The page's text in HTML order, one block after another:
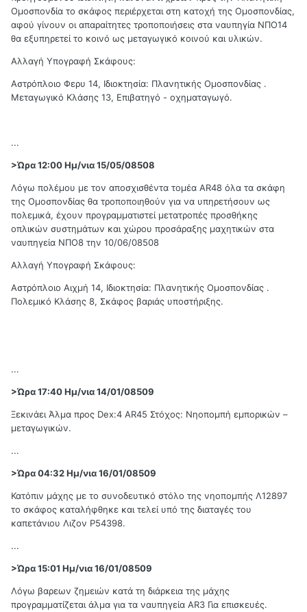
Ομοσπονδία το σκάφος περιέρχεται στη κατοχή της Ομοσπονδίας,
αφού γίνουν οι απαραίτητες τροποποιήσεις στα ναυπηγία ΝΠΟ14
θα εξυπηρετεί το κοινό ως μεταγωγικό κοινού και υλικών.
Αλλαγή Υπογραφή Σκάφους:
Αστρόπλοιο Φερυ 14, Ιδιοκτησία: Πλανητικής Ομοσπονδίας .
Μεταγωγικό Κλάσης 13, Επιβατηγό - οχηματαγωγό.
...
>Ώρα 12:00 Ημ/νια 15/05/08508
Λόγω πολέμου με τον αποσχισθέντα τομέα AR48 όλα τα σκάφη
της Ομοσπονδίας θα τροποποιηθούν για να υπηρετήσουν ως
πολεμικά, έχουν προγραμματιστεί μετατροπές προσθήκης
οπλικών συστημάτων και χώρου προσάραξης μαχητικών στα
ναυπηγεία ΝΠΟ8 την 10/06/08508
Αλλαγή Υπογραφή Σκάφους:
Αστρόπλοιο Αιχμή 14, Ιδιοκτησία: Πλανητικής Ομοσπονδίας .
Πολεμικό Κλάσης 8, Σκάφος βαριάς υποστήριξης.
...
>Ώρα 17:40 Ημ/νια 14/01/08509
Ξεκινάει Άλμα προς Dex:4 AR45 Στόχος: Νηοπομπή εμπορικών –
μεταγωγικών.
...
>Ώρα 04:32 Ημ/νια 16/01/08509
Κατόπιν μάχης με το συνοδευτικό στόλο της νηοπομπής Λ12897
το σκάφος καταλήφθηκε και τελεί υπό της διαταγές του
καπετάνιου Λιζον P54398.
...
>Ώρα 15:01 Ημ/νια 16/01/08509
Λόγω βαρεων ζημειών κατά τη διάρκεια της μάχης
προγραμματίζεται άλμα για τα ναυπηγεία AR3 Για επισκευές.